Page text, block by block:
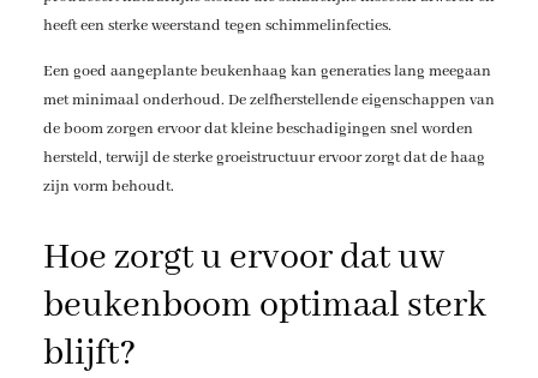
heeft een sterke weerstand tegen schimmelinfecties.
Een goed aangeplante beukenhaag kan generaties lang meegaan
met minimaal onderhoud. De zelfherstellende eigenschappen van
de boom zorgen ervoor dat kleine beschadigingen snel worden
hersteld, terwijl de sterke groeistructuur ervoor zorgt dat de haag
zijn vorm behoudt.
Hoe zorgt u ervoor dat uw
beukenboom optimaal sterk
blijft?